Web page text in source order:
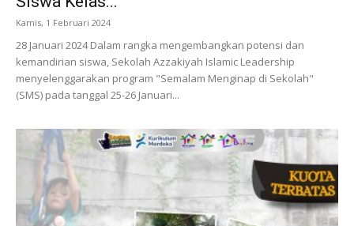
Kamis, 1 Februari 2024
28 Januari 2024 Dalam rangka mengembangkan potensi dan
kemandirian siswa, Sekolah Azzakiyah Islamic Leadership
menyelenggarakan program "Semalam Menginap di Sekolah"
(SMS) pada tanggal 25-26 Januari...